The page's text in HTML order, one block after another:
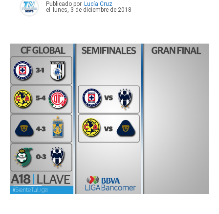
Publicado por Lucía Cruz
el
lunes, 3 de diciembre de 2018